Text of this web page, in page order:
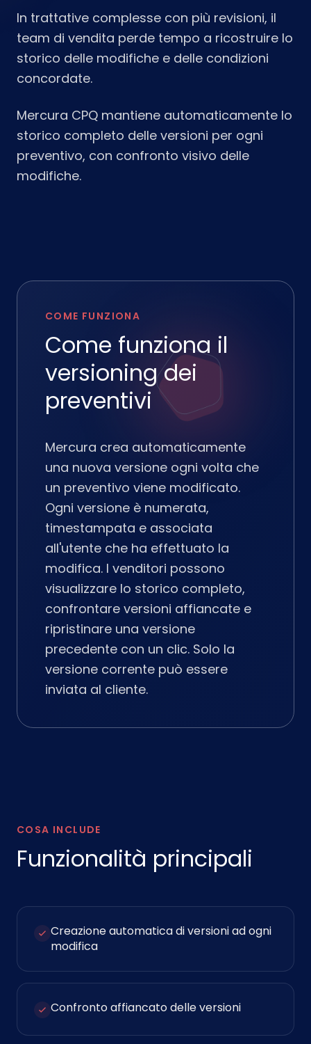
In trattative complesse con più revisioni, il
team di vendita perde tempo a ricostruire lo
storico delle modifiche e delle condizioni
concordate.
Mercura CPQ mantiene automaticamente lo
storico completo delle versioni per ogni
preventivo, con confronto visivo delle
modifiche.
COME FUNZIONA
Come funziona il
versioning dei
preventivi
Mercura crea automaticamente
una nuova versione ogni volta che
un preventivo viene modificato.
Ogni versione è numerata,
timestampata e associata
all'utente che ha effettuato la
modifica. I venditori possono
visualizzare lo storico completo,
confrontare versioni affiancate e
ripristinare una versione
precedente con un clic. Solo la
versione corrente può essere
inviata al cliente.
COSA INCLUDE
Funzionalità principali
Creazione automatica di versioni ad ogni
modifica
Confronto affiancato delle versioni